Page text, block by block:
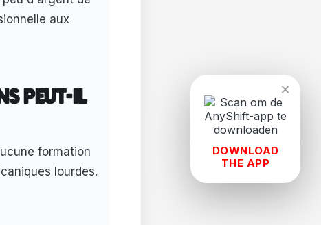
aux
PEUT-IL
formation
lourdes.
×
DOWNLOAD
THE APP